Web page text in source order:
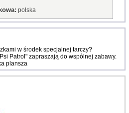
polska
w środek specjalnej tarczy?
Patrol" zapraszają do wspólnej zabawy.
plansza